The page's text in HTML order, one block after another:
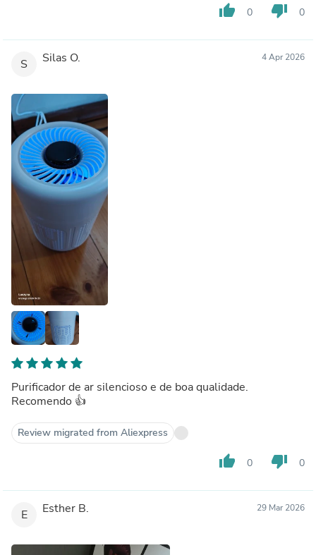
thumb_up 0 thumb_down 0
S Silas O. 4 Apr 2026
Purificador de ar silencioso e de boa qualidade.
Recomendo 👍
Review migrated from Aliexpress
thumb_up 0 thumb_down 0
E Esther B. 29 Mar 2026